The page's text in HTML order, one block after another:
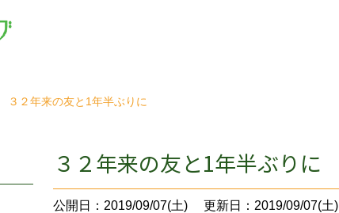
３２年来の友と1年半ぶりに
３２年来の友と1年半ぶりに
公開日：2019/09/07(土) 更新日：2019/09/07(土)